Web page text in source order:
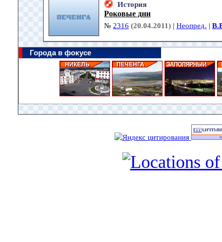
История
Роковые дни
№ 2316 (20.04.2011) | Неопред. |
Города в фокусе